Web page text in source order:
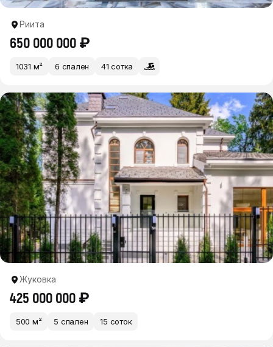
Риита
650 000 000 ₽
1031 м² 6 спален 41 сотка
Жуковка
425 000 000 ₽
500 м² 5 спален 15 соток